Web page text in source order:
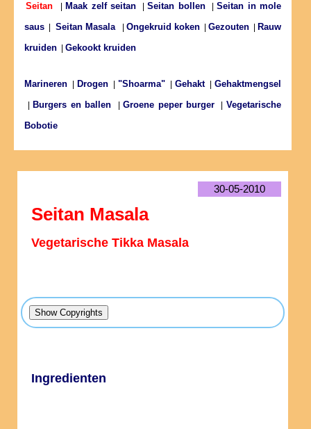
Seitan Maak zelf seitan |Seitan bollen|Seitan in mole
saus
Seitan Masala Ongekruid koken Gezouten
Rauw
kruiden
Gekookt kruiden
Marineren Drogen "Shoarma" Gehakt|Gehaktmengsel
Burgers en ballen |Groene peper burger |Vegetarische
Bobotie
30-05-2010
Seitan Masala
Vegetarische Tikka Masala
Ingredienten